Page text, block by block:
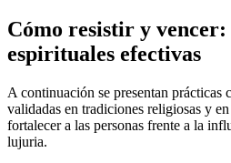
Cómo resistir y vencer:
espirituales efectivas
A continuación se presentan prácticas
validadas en tradiciones religiosas y
fortalecer a las personas frente a la
lujuria.